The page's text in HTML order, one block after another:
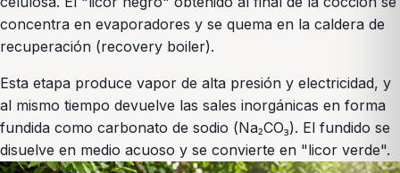
concentra en evaporadores y se quema en la caldera de
recuperación (recovery boiler).
Esta etapa produce vapor de alta presión y electricidad, y
al mismo tiempo devuelve las sales inorgánicas en forma
fundida como carbonato de sodio (Na₂CO₃). El fundido se
disuelve en medio acuoso y se convierte en "licor verde".